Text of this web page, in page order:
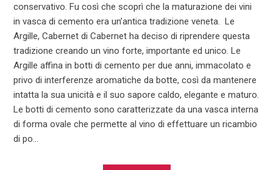
conservativo. Fu così che scoprì che la maturazione dei vini
in vasca di cemento era un’antica tradizione veneta. Le
Argille, Cabernet di Cabernet ha deciso di riprendere questa
tradizione creando un vino forte, importante ed unico. Le
Argille affina in botti di cemento per due anni, immacolato e
privo di interferenze aromatiche da botte, così da mantenere
intatta la sua unicità e il suo sapore caldo, elegante e maturo.
Le botti di cemento sono caratterizzate da una vasca interna
di forma ovale che permette al vino di effettuare un ricambio
di po...